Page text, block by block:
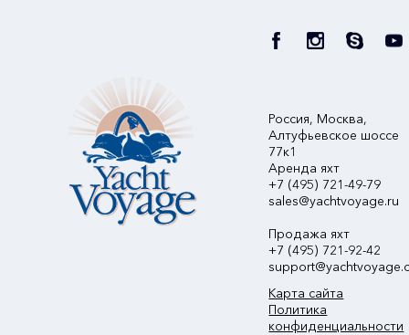
Россия, Москва,
Алтуфьевское шоссе
77к1
Аренда яхт
+7 (495) 721-49-79
sales@yachtvoyage.ru
Продажа яхт
+7 (495) 721-92-42
Карта сайта
Политика
конфиденциальности